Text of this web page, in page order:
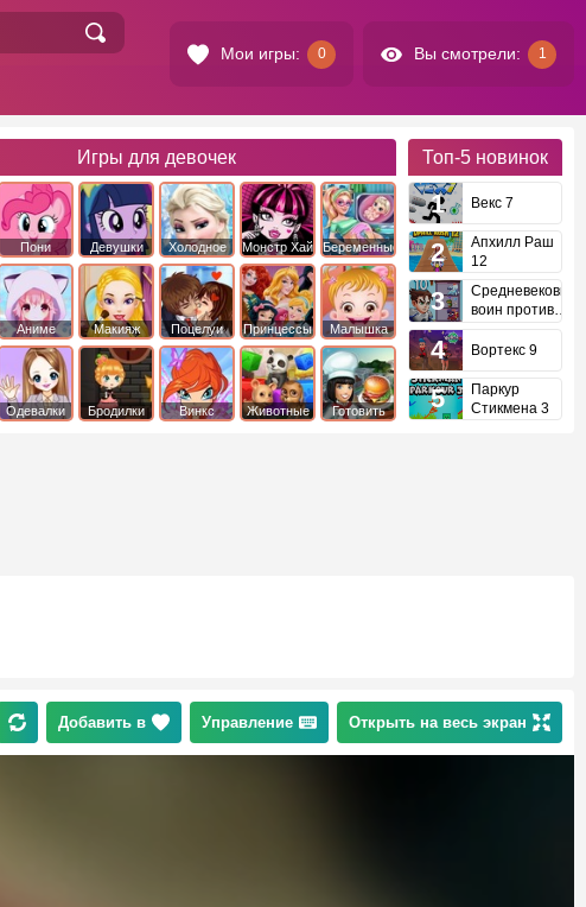
Мои игры: 0 Вы смотрели: 1
Игры для девочек
Пони
Дружба это
Девушки
Эквестрии
Холодное
Сердце
Монстр Хай Беременные
Аниме Макияж Поцелуи
Принцессы
Диснея
Малышка
Хейзел
Одевалки Бродилки Винкс Животные
Готовить
Топ-5 новинок
Векс 7
Апхилл Раш
12
Средневековый
воин против
Вортекс 9
Паркур
Стикмена 3
Добавить в Управление Открыть на весь экран